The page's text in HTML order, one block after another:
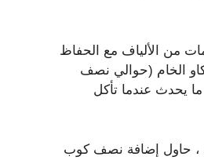
، يمكنك استبدال كوب من بذور الكتان لبذور شيا لتمنحك أكثر من 3 غرامات من الألياف مع الحفاظ
الخام (حوالي نصف
يحدث عندما تأكل
، حاول إضافة نصف كوب